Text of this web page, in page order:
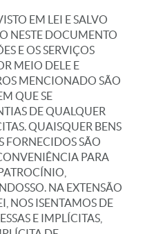
EM LEI E SALVO
NESTE DOCUMENTO
E OS SERVIÇOS
MEIO DELE E
MENCIONADO SÃO
QUE SE
DE QUALQUER
QUAISQUER BENS
FORNECIDOS SÃO
PARA
NA EXTENSÃO
NOS ISENTAMOS DE
E IMPLÍCITAS,